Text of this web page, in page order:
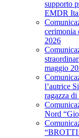
supporto
EMDR
cerimonia
2026
maggio
l’autrice
ragazza
Nord